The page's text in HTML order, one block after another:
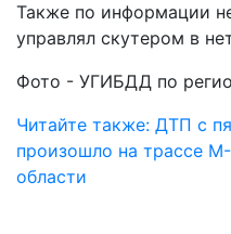
Также по информации
управлял скутером в
Фото - УГИБДД по
Читайте также: ДТП с
произошло на трассе
области